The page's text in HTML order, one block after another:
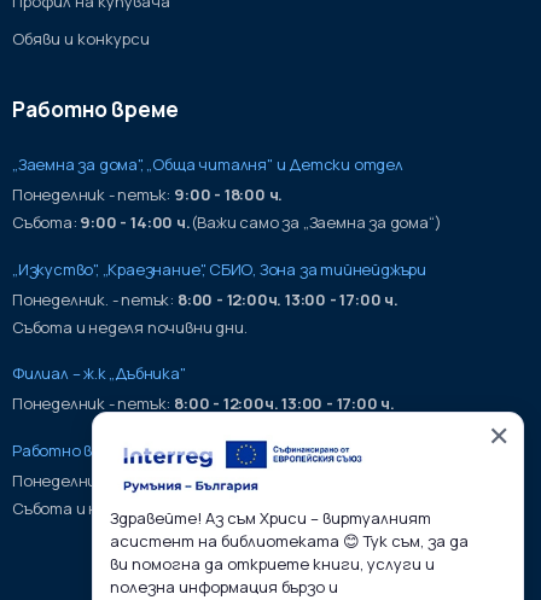
Обяви и конкурси
Работно време
„Заемна за дома", „Обща читалня" и Детски отдел
Понеделник - петък: 9:00 - 18:00 ч.
Събота: 9:00 - 14:00 ч.(Важи само за „Заемна за дома“)
„Изкуство", „Краезнание", СБИО, Зона за тийнейджъри
Понеделник. - петък: 8:00 - 12:00ч. 13:00 - 17:00 ч.
Събота и неделя почивни дни.
Филиал – ж.к „Дъбника"
Понеделник - петък: 8:00 - 12:00ч. 13:00 - 17:00 ч.
Работно време на хранилища:
Понеделник - петък:9:00 - 17:00ч.
Събота и неделя почивни дни.
✕
Здравейте! Аз съм Хриси – виртуалният
асистент на библиотеката 😊 Тук съм, за да
ви помогна да откриете книги, услуги и
полезна информация бързо и